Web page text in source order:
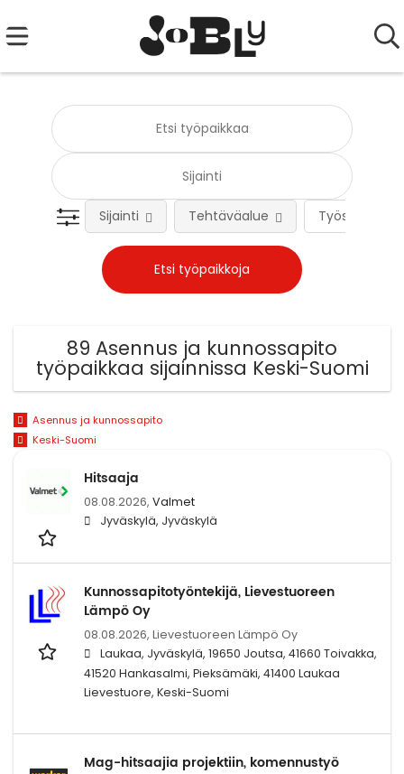
Työsuhteen
Sijainti Tehtäväalue
89 Asennus ja kunnossapito
työpaikkaa sijainnissa Keski-Suomi
Asennus ja kunnossapito
Keski-Suomi
Hitsaaja
08.08.2026, Valmet
Jyväskylä, Jyväskylä
Kunnossapitotyöntekijä, Lievestuoreen
Lämpö Oy
08.08.2026, Lievestuoreen Lämpö Oy
Laukaa, Jyväskylä, 19650 Joutsa, 41660 Toivakka,
41520 Hankasalmi, Pieksämäki, 41400 Laukaa
Lievestuore, Keski-Suomi
Mag-hitsaajia projektiin, komennustyö